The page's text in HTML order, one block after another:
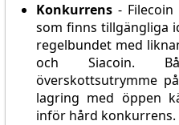
Konkurrens -
som finns tillgängliga
regelbundet med
och Siacoin.
överskottsutrymme
lagring med öppen
inför hård konkurrens.